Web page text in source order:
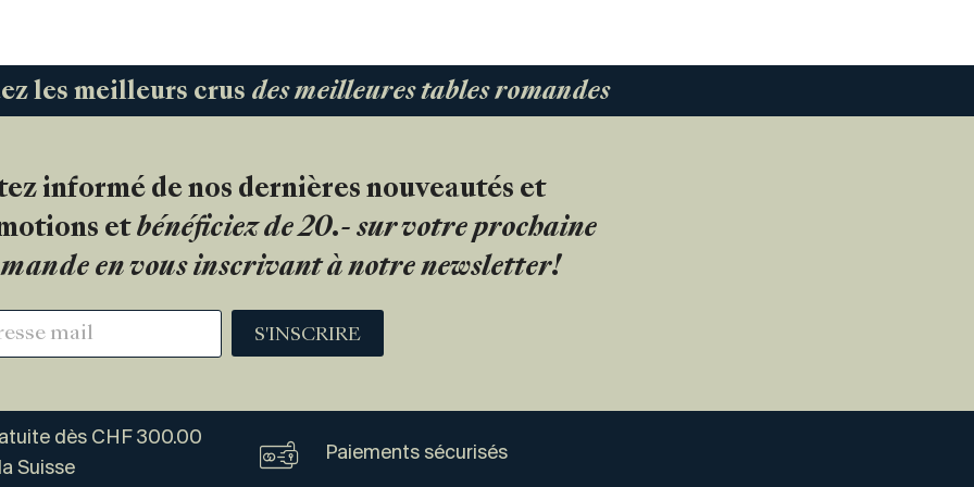
les meilleurs crus des meilleures tables romandes
informé de nos dernières nouveautés et
et bénéficiez de 20.- sur votre prochaine
en vous inscrivant à notre newsletter!
S'INSCRIRE
dès CHF 300.00
Suisse
Paiements sécurisés